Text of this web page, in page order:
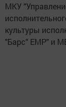
МКУ
культуры
"Барс" ЕМР" и